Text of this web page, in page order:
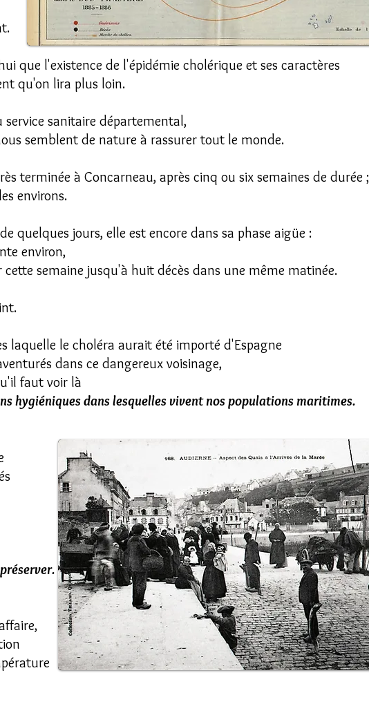
que l'existence de l'épidémie cholérique et ses caractères
qu'on lira plus loin.
sanitaire départemental,
semblent de nature à rassurer tout le monde.
terminée à Concarneau, après cinq ou six semaines de durée ;
environs.
quelques jours, elle est encore dans sa phase aigüe :
environ,
semaine jusqu'à huit décès dans une même matinée.
laquelle le choléra aurait été importé d'Espagne
dans ce dangereux voisinage,
faut voir là
hygiéniques dans lesquelles vivent nos populations maritimes.